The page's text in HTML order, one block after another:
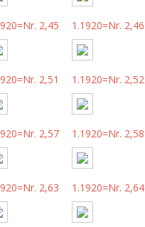
2,45 1.1920=Nr. 2,46
2,51 1.1920=Nr. 2,52
2,57 1.1920=Nr. 2,58
2,63 1.1920=Nr. 2,64